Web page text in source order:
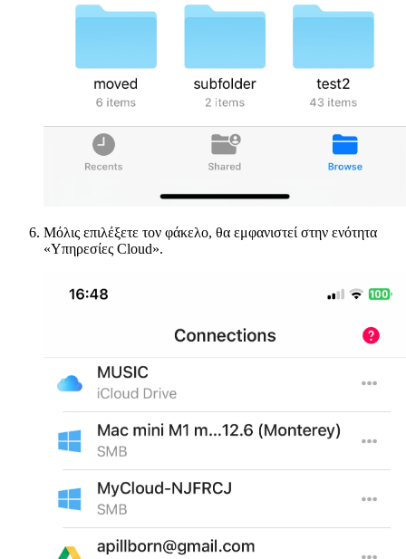
Μόλις επιλέξετε τον φάκελο, θα εμφανιστεί στην ενότητα
«Υπηρεσίες Cloud».